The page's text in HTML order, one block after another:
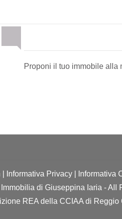
Proponi il tuo immobile alla
Informativa Privacy| Informativa
di Giuseppina Iaria - All
REA della CCIAA di